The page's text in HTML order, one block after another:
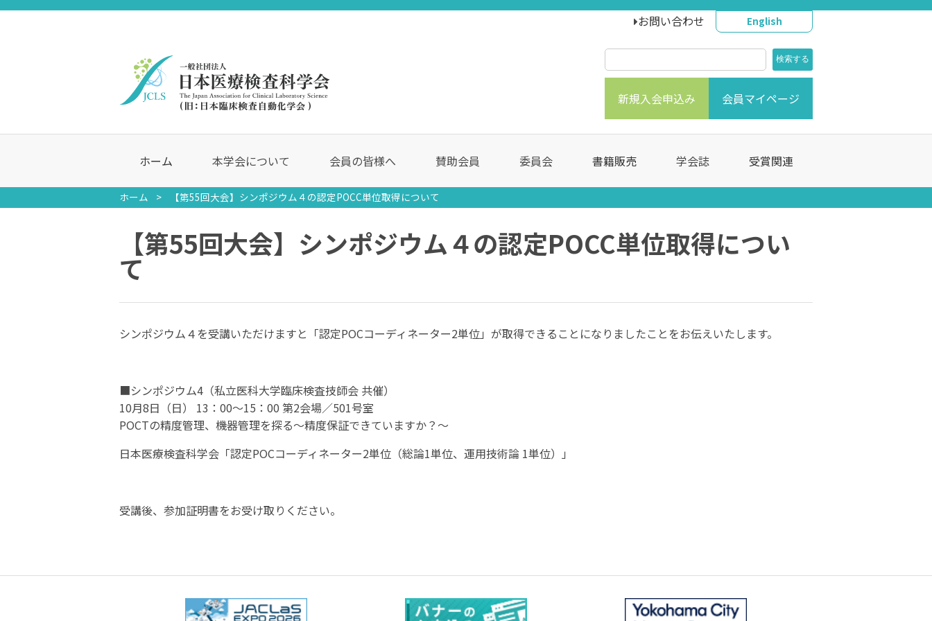
お問い合わせ English
新規入会申込み 会員マイページ
ホーム 本学会について 会員の皆様へ 賛助会員 委員会 書籍販売 学会誌 受賞関連
ホーム 【第55回大会】シンポジウム４の認定POCC単位取得について
【第55回大会】シンポジウム４の認定POCC単位取得につい
て
シンポジウム４を受講いただけますと「認定POCコーディネーター2単位」が取得できることになりましたことをお伝えいたします。
■シンポジウム4（私立医科大学臨床検査技師会 共催）
10月8日（日） 13：00～15：00 第2会場／501号室
POCTの精度管理、機器管理を探る〜精度保証できていますか？～
日本医療検査科学会「認定POCコーディネーター2単位（総論1単位、運用技術論 1単位）」
受講後、参加証明書をお受け取りください。